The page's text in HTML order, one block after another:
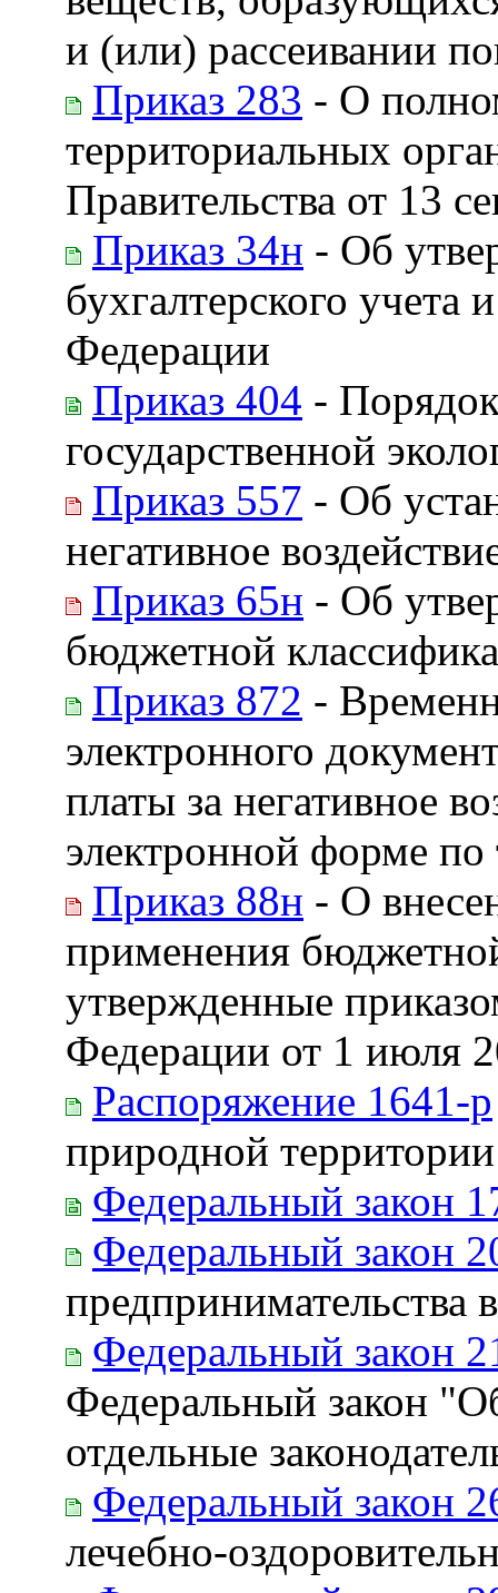
и (или) рассеивании
Приказ 283 - О
территориальных
Правительства от 13
Приказ 34н - Об
бухгалтерского учета
Федерации
Приказ 404 -
государственной
Приказ 557 - Об
негативное
Приказ 65н - Об
бюджетной
Приказ 872 -
электронного
платы за негативное
электронной форме
Приказ 88н - О
применения
утвержденные
Федерации от 1 июля
Распоряжение 1641-р
природной
Федеральный закон
Федеральный закон
предпринимательства
Федеральный закон
Федеральный закон
отдельные
Федеральный закон
лечебно-